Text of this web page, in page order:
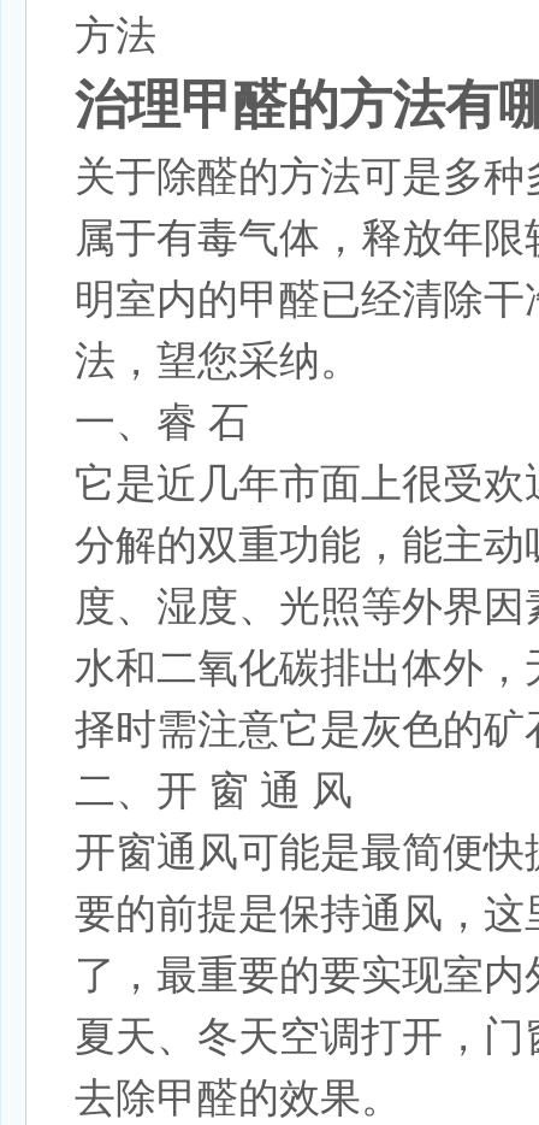
治理甲醛的方法有
关于除醛的方法可是多
属于有毒气体，释放年
明室内的甲醛已经清除
法，望您采纳。
一、睿 石
它是近几年市面上很受
分解的双重功能，能主
度、湿度、光照等外界
水和二氧化碳排出体外
择时需注意它是灰色的
二、开 窗 通 风
开窗通风可能是最简便
要的前提是保持通风，
了，最重要的要实现室
夏天、冬天空调打开，
去除甲醛的效果。